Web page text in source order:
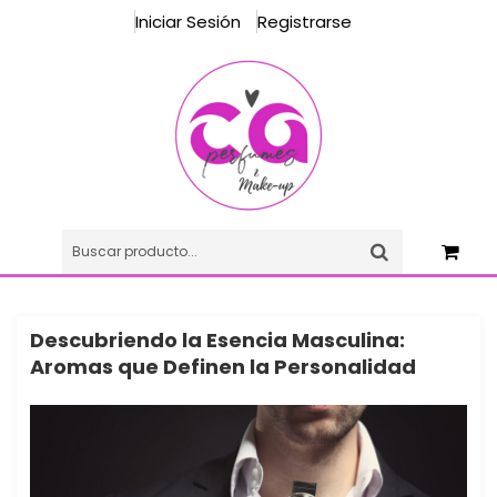
Iniciar Sesión Registrarse
Descubriendo la Esencia Masculina:
Aromas que Definen la Personalidad